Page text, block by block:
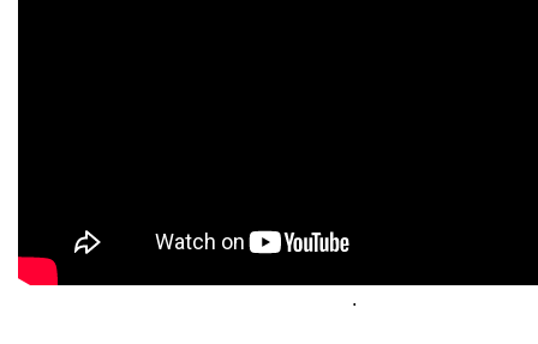
.